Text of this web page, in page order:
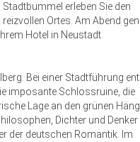
erleben Sie den
Ortes. Am Abend
Hotel in Neustadt.
Bei einer Stadtführung
imposante Schlossruine, die
Lage an den grünen
Dichter und Denker
der deutschen Romantik. Im